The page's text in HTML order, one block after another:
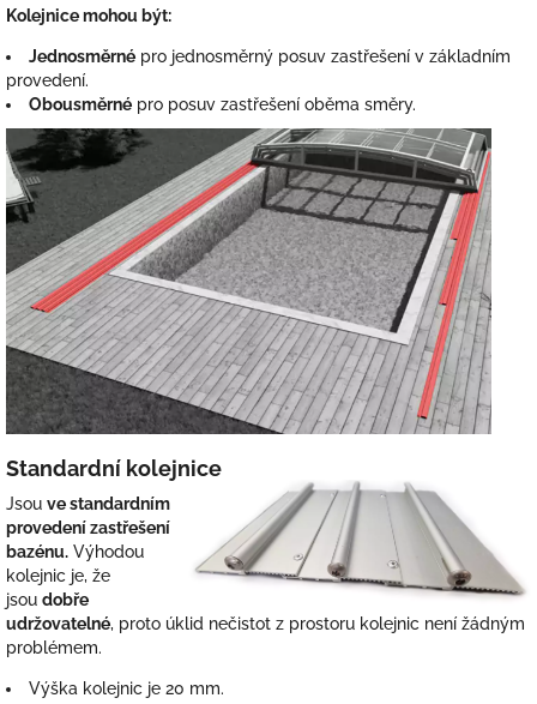
Kolejnice mohou být:
Jednosměrné pro jednosměrný posuv zastřešení v základním
provedení.
Obousměrné pro posuv zastřešení oběma směry.
Standardní kolejnice
Jsou ve standardním
provedení zastřešení
bazénu. Výhodou
kolejnic je, že
jsou dobře
udržovatelné, proto úklid nečistot z prostoru kolejnic není žádným
problémem.
Výška kolejnic je 20 mm.